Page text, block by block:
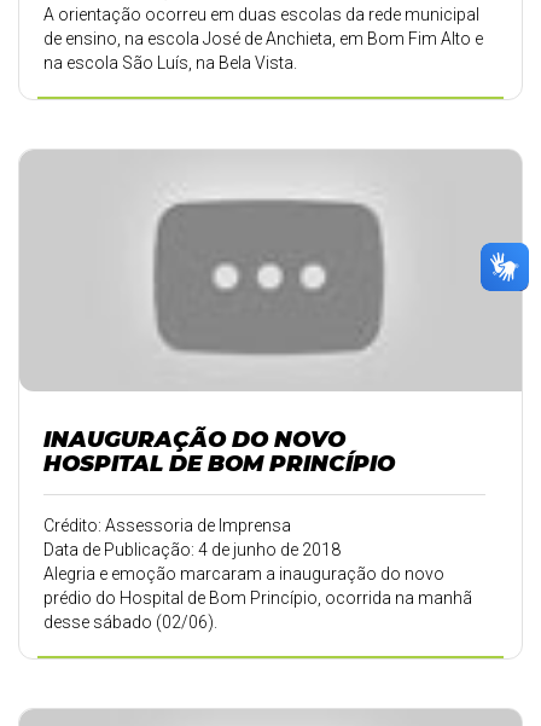
A orientação ocorreu em duas escolas da rede municipal
de ensino, na escola José de Anchieta, em Bom Fim Alto e
na escola São Luís, na Bela Vista.
INAUGURAÇÃO DO NOVO
HOSPITAL DE BOM PRINCÍPIO
Crédito: Assessoria de Imprensa
Data de Publicação: 4 de junho de 2018
Alegria e emoção marcaram a inauguração do novo
prédio do Hospital de Bom Princípio, ocorrida na manhã
desse sábado (02/06).